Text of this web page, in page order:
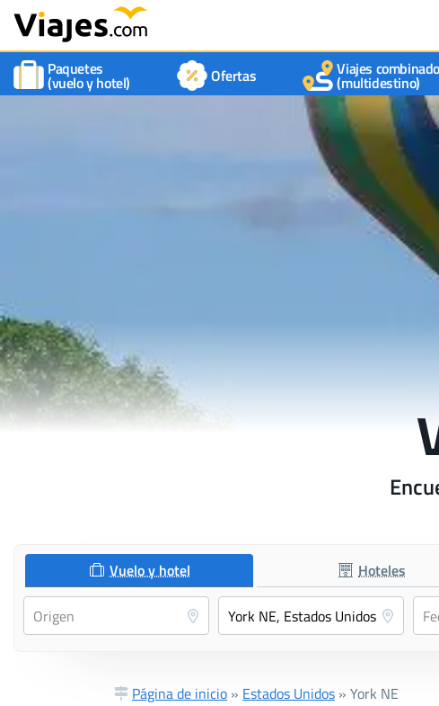
Paquetes
(vuelo y hotel) Ofertas Viajes
(multidestino)
Vuelo y hotel Hoteles
Página de inicio » Estados Unidos » York NE